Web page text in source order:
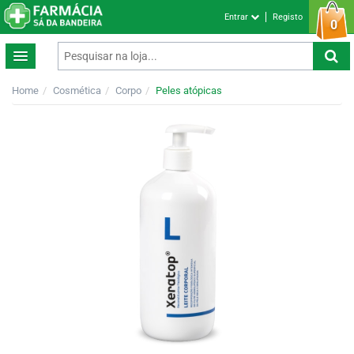
0
Entrar Registo
Home Cosmética Corpo Peles atópicas